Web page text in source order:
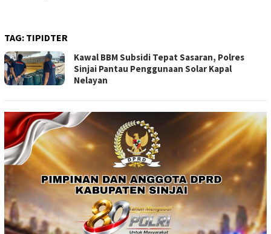
TAG: TIPIDTER
Kawal BBM Subsidi Tepat Sasaran, Polres
Sinjai Pantau Penggunaan Solar Kapal
Nelayan